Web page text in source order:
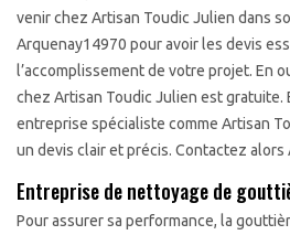
venir chez Artisan Toudic Julien dans
Arquenay14970 pour avoir les devis
l’accomplissement de votre projet. En
chez Artisan Toudic Julien est gratuite.
entreprise spécialiste comme Artisan
un devis clair et précis. Contactez alors
Entreprise de nettoyage de
Pour assurer sa performance, la